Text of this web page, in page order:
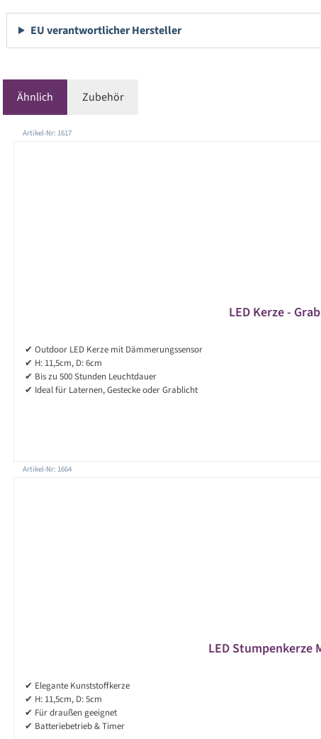
EU verantwortlicher Hersteller
Ähnlich Zubehör
Produktgalerie überspringen
Artikel-Nr: 1617
LED Kerze -
✔ Outdoor LED Kerze mit Dämmerungssensor
✔ H: 11,5cm, D: 6cm
✔ Bis zu 500 Stunden Leuchtdauer
✔ Ideal für Laternen, Gestecke oder Grablicht
Artikel-Nr: 1664
LED Stumpenkerze
✔ Elegante Kunststoffkerze
✔ H: 11,5cm, D: 5cm
✔ Für draußen geeignet
✔ Batteriebetrieb & Timer